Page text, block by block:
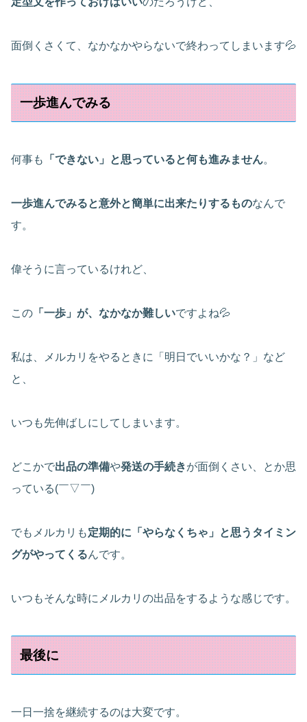
面倒くさくて、なかなかやらないで終わってしまいます💦
一歩進んでみる
何事も 「できない」と思っていると何も進みません。
一歩進んでみると意外と簡単に出来たりするものなんで
す。
偉そうに言っているけれど、
この 「一歩」が、なかなか難しいですよね💦
私は、メルカリをやるときに「明日でいいかな？」など
と、
いつも先伸ばしにしてしまいます。
どこかで出品の準備や発送の手続きが面倒くさい、とか思
っている(￣▽￣)
でもメルカリも定期的に「やらなくちゃ」と思うタイミン
グがやってくるんです。
いつもそんな時にメルカリの出品をするような感じです。
最後に
一日一捨を継続するのは大変です。